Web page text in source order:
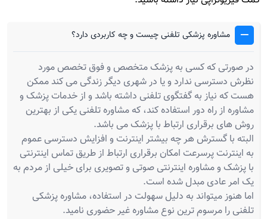
مشاوره پزشکی تلفنی چیست و چه کاربردی دارد؟
در صورتی که کسی به پزشک متخصص و فوق تخصص مورد
نظرش دسترسی ندارد و یا در شهری دیگر زندگی می کند ممکن
هست که نیاز به گفتگوی تلفنی داشته باشد و از خدمات پزشک و
مشاوره از راه دور استفاده کند، که مشاوره تلفنی یکی از بهترین
روش های برقراری ارتباط با پزشک می باشد.
البته با گسترش هر چه بیشتر اینترنت و افزایش دسترسی عموم
به اینترنت پرسرعت امکان برقراری ارتباط از طریق تماس اینترنتی
با پزشک و مشاوره اینترنتی صوتی و تصویری برای خیلی از مردم به
یک امر عادی مبدل شده است.
اما هنوز میتواند به دلیل سهولت در استفاده، مشاوره پزشکی
تلفنی را مرسوم ترین نوع مشاوره غیر حضوری نامید.